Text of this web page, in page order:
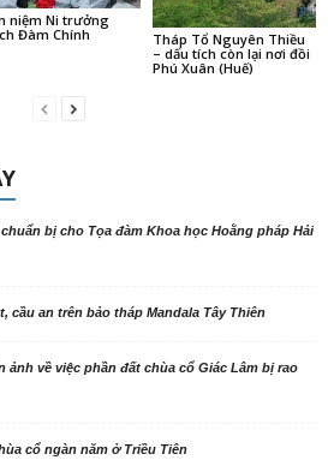
niệm Ni trưởng
Đàm Chính
Tháp Tổ Nguyên Thiều
– dấu tích còn lại nơi đồi
Phú Xuân (Huế)
bị cho Tọa đàm Khoa học Hoằng pháp Hải
cầu an trên bảo tháp Mandala Tây Thiên
ảnh về việc phần đất chùa cổ Giác Lâm bị rao
cổ ngàn năm ở Triều Tiên